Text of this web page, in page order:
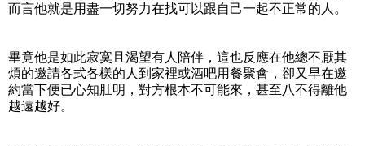
而言他就是用盡一切努力在找可以跟自己一起不正常的人。
畢竟他是如此寂寞且渴望有人陪伴，這也反應在他總不厭其
煩的邀請各式各樣的人到家裡或酒吧用餐聚會，卻又早在邀
約當下便已心知肚明，對方根本不可能來，甚至八不得離他
越遠越好。